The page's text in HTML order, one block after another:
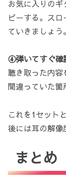
お気に入りの
ピーする。ス
ていきましょう。
④弾いてすぐ確
聴き取った内容
間違っていた箇
これを1セット
後には耳の解像
まとめ